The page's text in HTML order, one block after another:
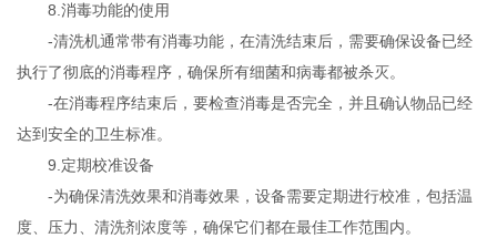
8.消毒功能的使用
-清洗机通常带有消毒功能，在清洗结束后，需要确保设备已经
执行了彻底的消毒程序，确保所有细菌和病毒都被杀灭。
-在消毒程序结束后，要检查消毒是否完全，并且确认物品已经
达到安全的卫生标准。
9.定期校准设备
-为确保清洗效果和消毒效果，设备需要定期进行校准，包括温
度、压力、清洗剂浓度等，确保它们都在最佳工作范围内。